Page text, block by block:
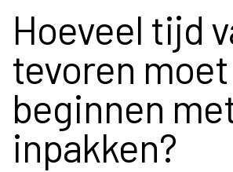
Hoeveel tijd
tevoren
beginnen
inpakken?